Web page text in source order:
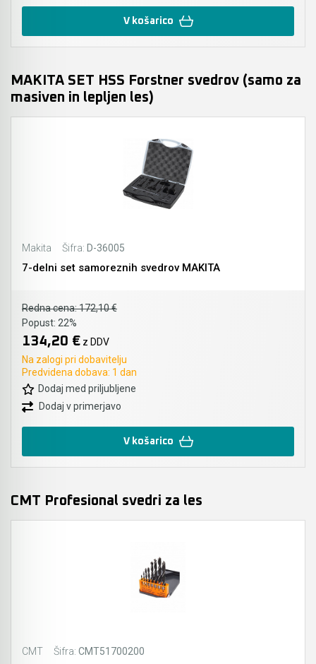
V košarico
MAKITA SET HSS Forstner svedrov (samo za
masiven in lepljen les)
Makita Šifra: D-36005
7-delni set samoreznih svedrov MAKITA
Redna cena:172,10 €
Popust: 22%
134,20 € z DDV
Na zalogi pri dobavitelju
Predvidena dobava: 1 dan
Dodaj med priljubljene
Dodaj v primerjavo
V košarico
CMT Profesional svedri za les
CMT Šifra: CMT51700200